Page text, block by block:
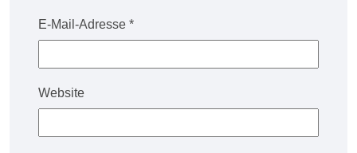
E-Mail-Adresse *
Website